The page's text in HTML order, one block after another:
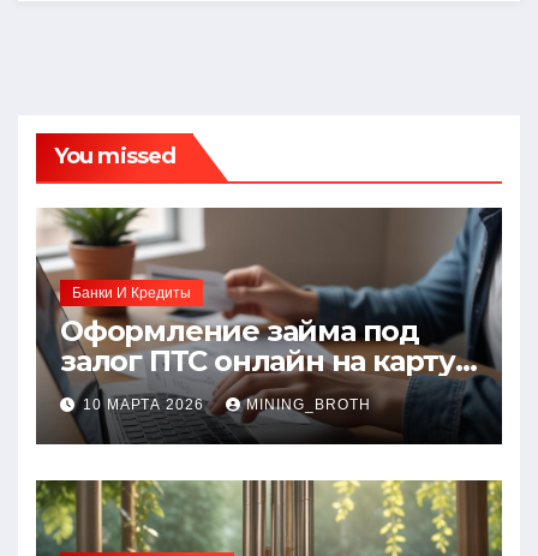
You missed
Банки И Кредиты
Оформление займа под
залог ПТС онлайн на карту
без визита в офис: порядок,
требования и документы
10 МАРТА 2026 MINING_BROTH